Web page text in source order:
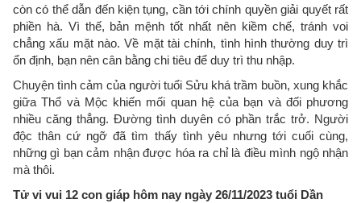
còn có thể dẫn đến kiện tụng, cần tới chính quyền giải quyết rất
phiền hà. Vì thế, bản mệnh tốt nhất nên kiềm chế, tránh voi
chẳng xấu mặt nào. Về mặt tài chính, tình hình thường duy trì
ổn định, bạn nên cân bằng chi tiêu để duy trì thu nhập.
Chuyện tình cảm của người tuổi Sửu khá trầm buồn, xung khắc
giữa Thổ và Mộc khiến mối quan hệ của bạn và đối phương
nhiều căng thẳng. Đường tình duyên có phần trắc trở. Người
độc thân cứ ngỡ đã tìm thấy tình yêu nhưng tới cuối cùng,
những gì bạn cảm nhận được hóa ra chỉ là điều mình ngộ nhận
mà thôi.
Tử vi vui 12 con giáp hôm nay ngày 26/11/2023 tuổi Dần